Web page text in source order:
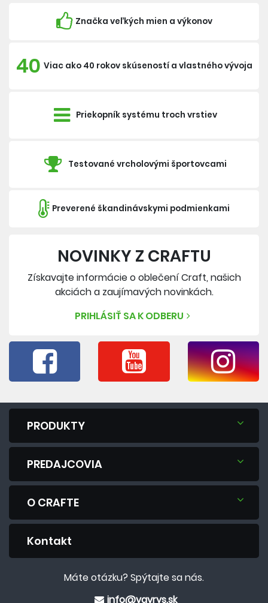
Značka veľkých mien a výkonov
40 Viac ako 40 rokov skúseností a vlastného vývoja
Priekopník systému troch vrstiev
Testované vrcholovými športovcami
Preverené škandinávskymi podmienkami
NOVINKY Z CRAFTU
Získavajte informácie o oblečení Craft, našich
akciách a zaujímavých novinkách.
PRIHLÁSIŤ SA K ODBERU
PRODUKTY
PREDAJCOVIA
O CRAFTE
Kontakt
Máte otázku? Spýtajte sa nás.
info@vavrys.sk